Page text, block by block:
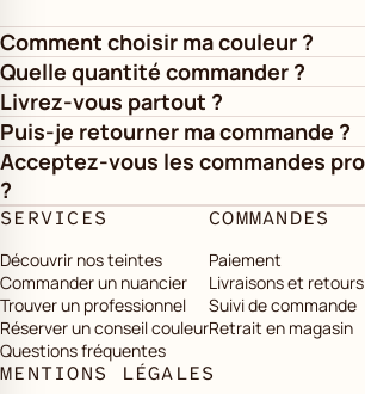
Comment choisir ma couleur ?
Quelle quantité commander ?
Livrez-vous partout ?
Puis-je retourner ma commande ?
Acceptez-vous les commandes
?
SERVICES
Découvrir nos teintes
Commander un nuancier
Trouver un professionnel
Réserver un conseil couleur
Questions fréquentes
COMMANDES
Paiement
Livraisons et retours
Suivi de commande
Retrait en magasin
MENTIONS LÉGALES